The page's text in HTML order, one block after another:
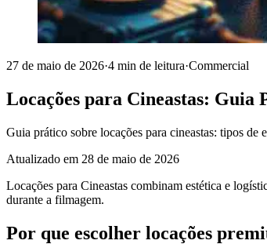
27 de maio de 2026·4 min de leitura·Commercial
Locações para Cineastas: Guia
Guia prático sobre locações para cineastas: tipos
Atualizado em 28 de maio de 2026
Locações para Cineastas combinam estética e
durante a filmagem.
Por que escolher locações